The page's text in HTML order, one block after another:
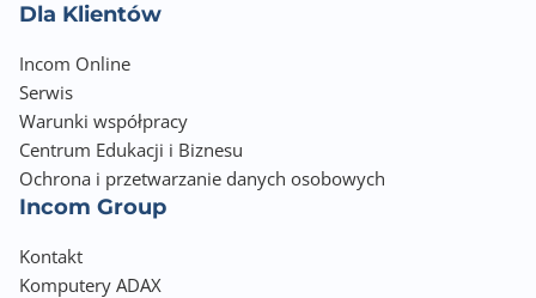
Dla Klientów
Incom Online
Serwis
Warunki współpracy
Centrum Edukacji i Biznesu
Ochrona i przetwarzanie danych osobowych
Incom Group
Kontakt
Komputery ADAX